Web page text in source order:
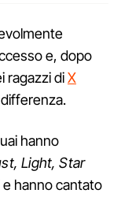
e, dopo
ragazzi diX
hanno
Light, Star
e hanno cantato